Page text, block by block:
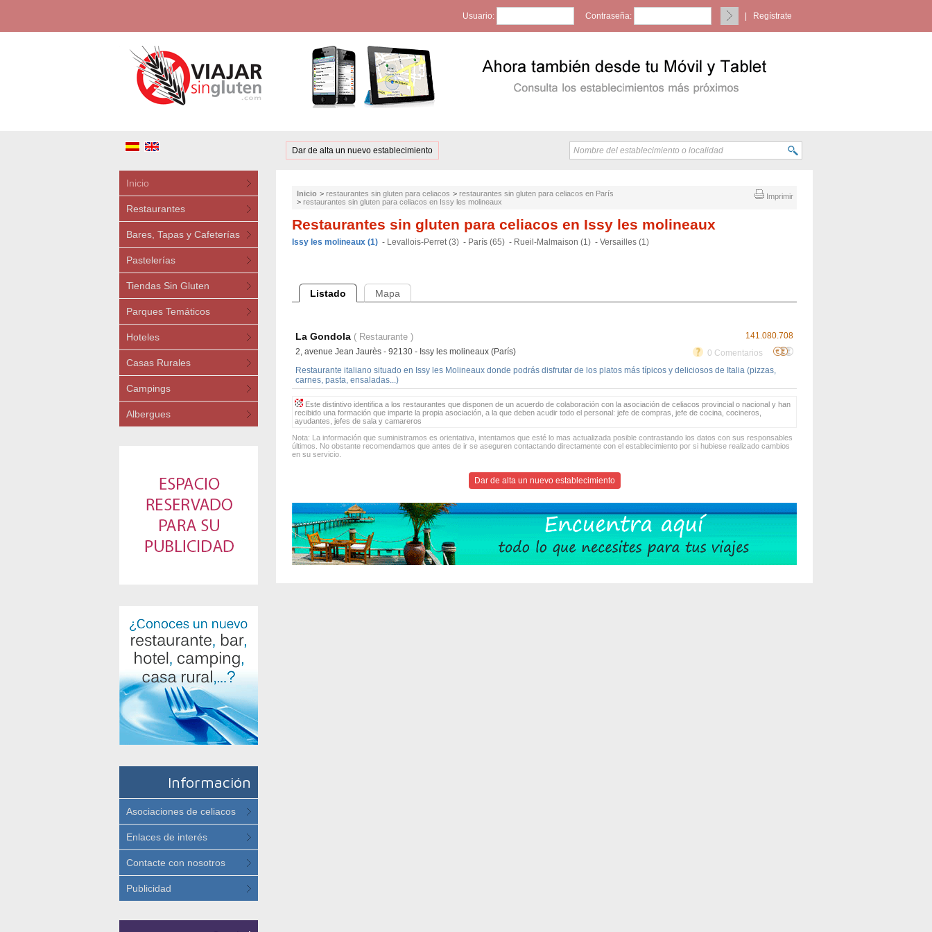
Usuario: Contraseña: Regístrate
Dar de alta un nuevo establecimiento
Inicio
Restaurantes
Bares, Tapas y Cafeterías
Pastelerías
Tiendas Sin Gluten
Parques Temáticos
Hoteles
Casas Rurales
Campings
Albergues
Información
Asociaciones de celiacos
Enlaces de interés
Contacte con nosotros
Publicidad
Imprimir
Inicio > restaurantes sin gluten para celiacos > restaurantes sin gluten para celiacos en París
> restaurantes sin gluten para celiacos en Issy les molineaux
Restaurantes sin gluten para celiacos en Issy les molineaux
Issy les molineaux (1) - Levallois-Perret (3) - París (65) - Rueil-Malmaison (1) - Versailles (1)
Listado Mapa
141.080.708
La Gondola ( Restaurante )
0 Comentarios
2, avenue Jean Jaurès - 92130 - Issy les molineaux (París)
Restaurante italiano situado en Issy les Molineaux donde podrás disfrutar de los platos más típicos y deliciosos de Italia (pizzas,
carnes, pasta, ensaladas...)
Este distintivo identifica a los restaurantes que disponen de un acuerdo de colaboración con la asociación de celiacos provincial o nacional y han
recibido una formación que imparte la propia asociación, a la que deben acudir todo el personal: jefe de compras, jefe de cocina, cocineros,
ayudantes, jefes de sala y camareros
Nota: La información que suministramos es orientativa, intentamos que esté lo mas actualizada posible contrastando los datos con sus responsables
últimos. No obstante recomendamos que antes de ir se aseguren contactando directamente con el establecimiento por si hubiese realizado cambios
en su servicio.
Dar de alta un nuevo establecimiento